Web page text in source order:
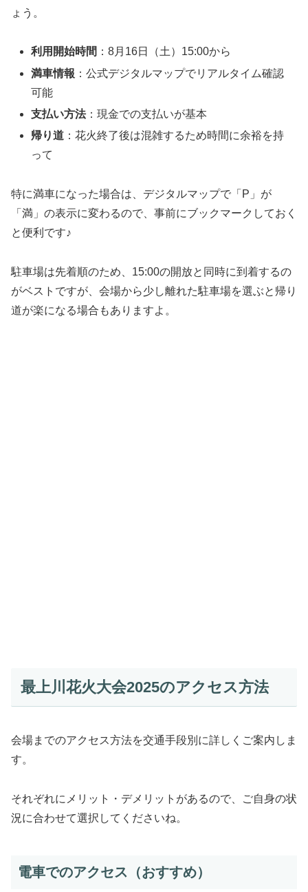
ょう。
利用開始時間 ：8月16日（土）15:00から
満車情報 ：公式デジタルマップでリアルタイム確認
可能
支払い方法：現金での支払いが基本
帰り道 ：花火終了後は混雑するため時間に余裕を持
って
特に満車になった場合は、デジタルマップで「P」が
「満」の表示に変わるので、事前にブックマークしておく
と便利です♪
駐車場は先着順のため、15:00の開放と同時に到着するの
がベストですが、会場から少し離れた駐車場を選ぶと帰り
道が楽になる場合もありますよ。
最上川花火大会2025のアクセス方法
会場までのアクセス方法を交通手段別に詳しくご案内しま
す。
それぞれにメリット・デメリットがあるので、ご自身の状
況に合わせて選択してくださいね。
電車でのアクセス（おすすめ）